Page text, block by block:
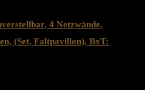
4 Netzwände,
(Set, Faltpavillon), BxT: